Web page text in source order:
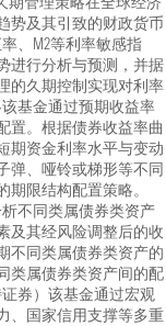
势及其引致的财政货币
、M2等利率敏感指
进行分析与预测，并据
的久期控制实现对利率
基金通过预期收益率
置。根据债券收益率曲
期资金利率水平与变动
弹、哑铃或梯形等不同
限结构配置策略。
不同类属债券类资产
及其经风险调整后的收
不同类属债券类资产的
类属债券类资产间的配
券）该基金通过宏观
、国家信用支撑等多重